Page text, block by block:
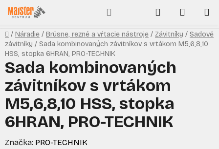
Prejsť
na
obsah
Hľadať
KOŠÍK
Domov
/ Náradie / Brúsne, rezné a vŕtacie nástroje / Závitníky / Sadové
závitníky / Sada kombinovaných závitníkov s vrtákom M5,6,8,10
HSS, stopka 6HRAN, PRO-TECHNIK
Sada kombinovaných
závitníkov s vrtákom
M5,6,8,10 HSS, stopka
6HRAN, PRO-TECHNIK
Značka: PRO-TECHNIK